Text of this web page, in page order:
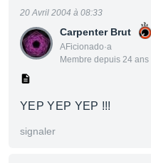
Carpenter Brut
AFicionado·a
Membre depuis 24 ans
20 Avril 2004 à 08:33
YEP YEP YEP !!!
signaler